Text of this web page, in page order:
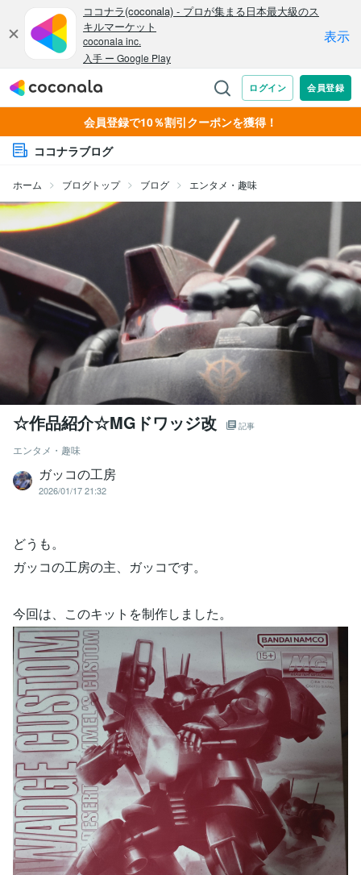
会員登録で10％割引クーポンを獲得！
ココナラブログ
ホーム ブログトップ ブログ エンタメ・趣味
☆作品紹介☆MGドワッジ改 記事
エンタメ・趣味
ガッコの工房
2026/01/17 21:32
どうも。
ガッコの工房の主、ガッコです。
今回は、このキットを制作しました。